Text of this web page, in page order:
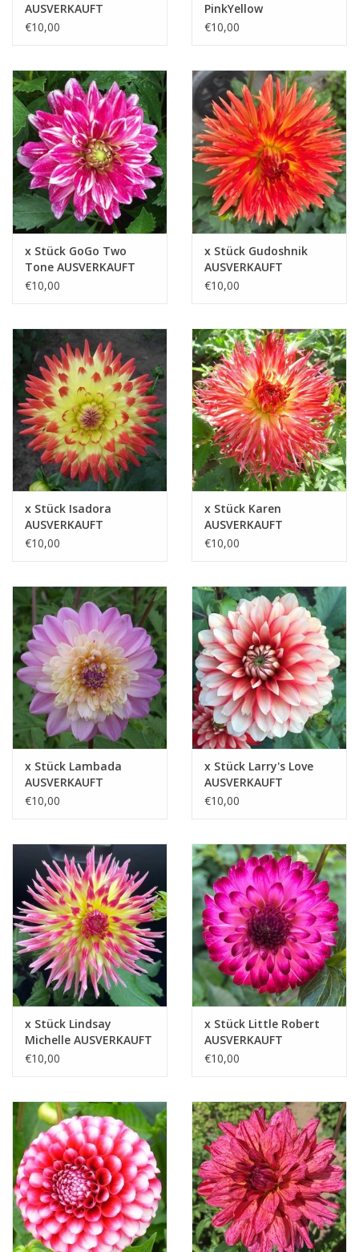
AUSVERKAUFT
€10,00
PinkYellow
AUSVERKAUFT
€10,00
x Stück GoGo Two
Tone AUSVERKAUFT
€10,00
x Stück Gudoshnik
AUSVERKAUFT
€10,00
x Stück Isadora
AUSVERKAUFT
€10,00
x Stück Karen
AUSVERKAUFT
€10,00
x Stück Lambada
AUSVERKAUFT
€10,00
x Stück Larry's Love
AUSVERKAUFT
€10,00
x Stück Lindsay
Michelle AUSVERKAUFT
€10,00
x Stück Little Robert
AUSVERKAUFT
€10,00